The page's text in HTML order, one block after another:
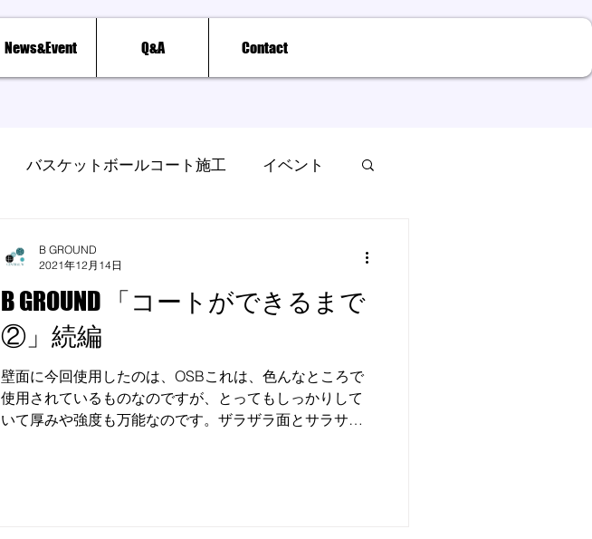
News&Event Q&A Contact
バスケットボールコート施工 イベント
B GROUND 「コートができるまで
②」続編
壁面に今回使用したのは、OSBこれは、色んなところで
使用されているものなのですが、とってもしっかりして
いて厚みや強度も万能なのです。ザラザラ面とサラサラ
B GROUND
2021年12月14日